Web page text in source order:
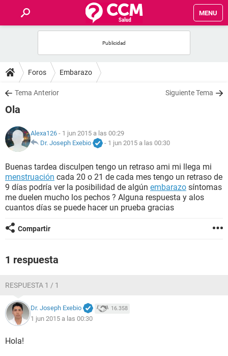
MENU
FOROS
SALUD
NUTRICIÓN
BIENESTAR
SEXUALIDAD
GLOSARIO
Foros Embarazo
Tema Anterior Siguiente Tema
Ola
Alexa126 - 1 jun 2015 a las 00:29
Dr. Joseph Exebio
- 1 jun 2015 a las 00:30
Buenas tardea disculpen tengo un retraso ami mi llega mi
menstruación cada 20 o 21 de cada mes tengo un retraso de
9 días podría ver la posibilidad de algún embarazo síntomas
me duelen mucho los pechos ? Alguna respuesta y alos
cuantos días se puede hacer un prueba gracias
Compartir
1 respuesta
RESPUESTA 1 / 1
Dr. Joseph Exebio 16.358
1 jun 2015 a las 00:30
Hola!